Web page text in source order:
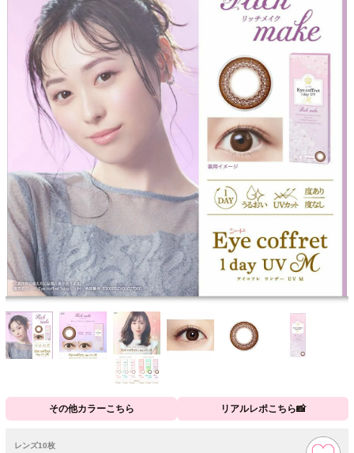
その他カラーこちら リアルレポこちら📸
レンズ10枚